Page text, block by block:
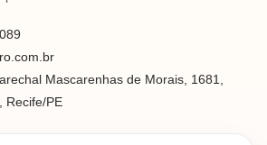
Mascarenhas de Morais, 1681,
Recife/PE